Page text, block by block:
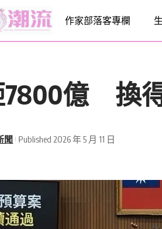
作家部落客專欄
7800億 換
聞 Published 2026 年 5 月 11 日